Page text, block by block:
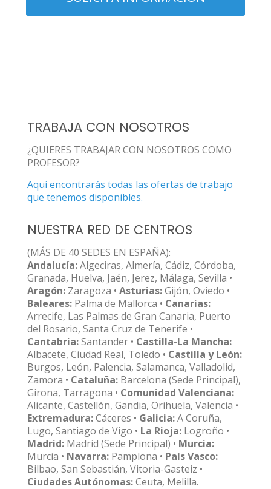
TRABAJA CON NOSOTROS
¿QUIERES TRABAJAR CON NOSOTROS COMO
PROFESOR?
Aquí encontrarás todas las ofertas de trabajo
que tenemos disponibles.
NUESTRA RED DE CENTROS
(MÁS DE 40 SEDES EN ESPAÑA):
Andalucía:Algeciras, Almería, Cádiz, Córdoba,
Granada, Huelva, Jaén, Jerez, Málaga, Sevilla •
Aragón: Zaragoza • Asturias:Gijón, Oviedo •
Baleares: Palma de Mallorca • Canarias:
Arrecife, Las Palmas de Gran Canaria, Puerto
del Rosario, Santa Cruz de Tenerife •
Cantabria:Santander • Castilla-La Mancha:
Albacete, Ciudad Real, Toledo • Castilla y León:
Burgos, León, Palencia, Salamanca, Valladolid,
Zamora • Cataluña: Barcelona (Sede Principal),
Girona, Tarragona • Comunidad Valenciana:
Alicante, Castellón, Gandia, Orihuela, Valencia •
Extremadura:Cáceres • Galicia:A Coruña,
Lugo, Santiago de Vigo • La Rioja: Logroño •
Madrid: Madrid (Sede Principal) • Murcia:
Murcia • Navarra: Pamplona • País Vasco:
Bilbao, San Sebastián, Vitoria-Gasteiz •
Ciudades Autónomas:Ceuta, Melilla.